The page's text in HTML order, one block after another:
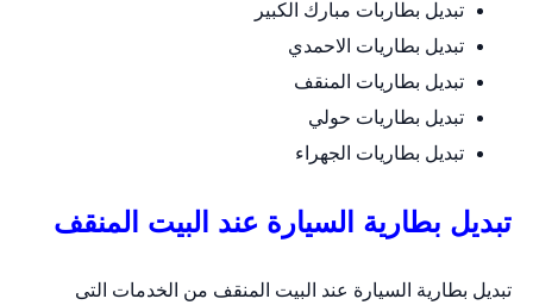
تبديل بطاربات مبارك الكبير
تبديل بطاريات الاحمدي
تبديل بطاريات المنقف
تبديل بطاريات حولي
تبديل بطاريات الجهراء
تبديل بطارية السيارة عند البيت المنقف
تبديل بطارية السيارة عند البيت المنقف من الخدمات التى